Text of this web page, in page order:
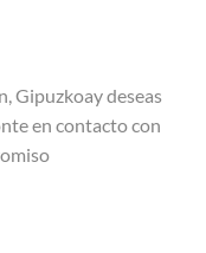
Gipuzkoay deseas
en contacto con